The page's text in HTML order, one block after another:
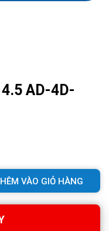
AD-4D-
VÀO GIỎ HÀNG